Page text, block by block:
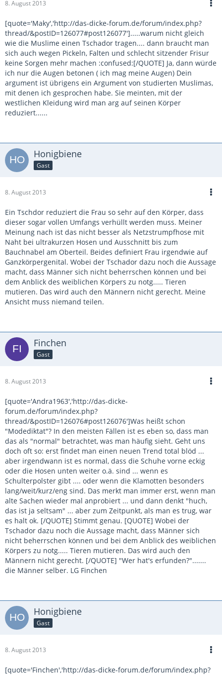
8. August 2013
[quote='Maky','http://das-dicke-forum.de/forum/index.php?
thread/&postID=126077#post126077'].....warum nicht gleich
wie die Muslime einen Tschador tragen.... dann braucht man
sich auch wegen Pickeln, Falten und schlecht sitzender Frisur
keine Sorgen mehr machen :confused:[/QUOTE] Ja, dann würde
ich nur die Augen betonen ( ich mag meine Augen) Dein
argument ist übrigens ein Argument von studierten Muslimas,
mit denen ich gesprochen habe. Sie meinten, mit der
westlichen Kleidung wird man arg auf seinen Körper
reduziert......
Honigbiene
Gast
8. August 2013
Ein Tschdor reduziert die Frau so sehr auf den Körper, dass
dieser sogar vollen Umfangs verhüllt werden muss. Meiner
Meinung nach ist das nicht besser als Netzstrumpfhose mit
Naht bei ultrakurzen Hosen und Ausschnitt bis zum
Bauchnabel am Oberteil. Beides definiert Frau irgendwie auf
Ganzkörpergenital. Wobei der Tschador dazu noch die Aussage
macht, dass Männer sich nicht beherrschen können und bei
dem Anblick des weiblichen Körpers zu notg..... Tieren
mutieren. Das wird auch den Männern nicht gerecht. Meine
Ansicht muss niemand teilen.
Finchen
Gast
8. August 2013
[quote='Andra1963','http://das-dicke-
forum.de/forum/index.php?
thread/&postID=126076#post126076']Was heißt schon
"Modediktat"? In den meisten Fällen ist es eben so, dass man
das als "normal" betrachtet, was man häufig sieht. Geht uns
doch oft so: erst findet man einen neuen Trend total blöd ...
aber irgendwann ist es normal, dass die Schuhe vorne eckig
oder die Hosen unten weiter o.ä. sind ... wenn es
Schulterpolster gibt .... oder wenn die Klamotten besonders
lang/weit/kurz/eng sind. Das merkt man immer erst, wenn man
alte Sachen wieder mal anprobiert ... und dann denkt "huch,
das ist ja seltsam" ... aber zum Zeitpunkt, als man es trug, war
es halt ok. [/QUOTE] Stimmt genau. [QUOTE] Wobei der
Tschador dazu noch die Aussage macht, dass Männer sich
nicht beherrschen können und bei dem Anblick des weiblichen
Körpers zu notg..... Tieren mutieren. Das wird auch den
Männern nicht gerecht. [/QUOTE] "Wer hat's erfunden?".......
die Männer selber. LG Finchen
Honigbiene
Gast
8. August 2013
[quote='Finchen','http://das-dicke-forum.de/forum/index.php?